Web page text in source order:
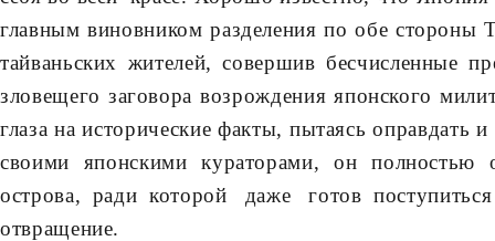
главным виновником разделения по обе стороны
тайваньских жителей, совершив бесчисленные
зловещего заговора возрождения японского
глаза на исторические факты, пытаясь оправдать
своими японскими кураторами, он полностью
острова, ради которой даже готов
отвращение.